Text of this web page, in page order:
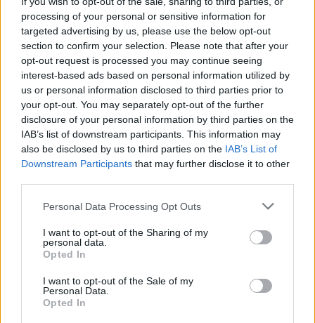
processing of your personal or sensitive information for
targeted advertising by us, please use the below opt-out
section to confirm your selection. Please note that after your
opt-out request is processed you may continue seeing
interest-based ads based on personal information utilized by
us or personal information disclosed to third parties prior to
your opt-out. You may separately opt-out of the further
disclosure of your personal information by third parties on the
IAB’s list of downstream participants. This information may
also be disclosed by us to third parties on the IAB’s List of
Downstream Participants that may further disclose it to other
Personal Data Processing Opt Outs
I want to opt-out of the Sharing of my
personal data.
Opted In
I want to opt-out of the Sale of my
Personal Data.
Opted In